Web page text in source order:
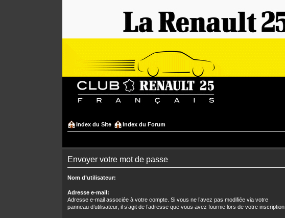
Index du Site Index du Forum
Envoyer votre mot de passe
Nom d’utilisateur:
Adresse e-mail:
Adresse e-mail associée à votre compte. Si vous ne l’avez pas modifiée via votre
panneau d’utilisateur, il s’agit de l’adresse que vous avez fournie lors de votre inscription.